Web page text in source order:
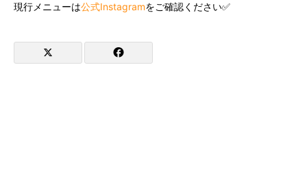
現行メニューは公式Instagramをご確認ください✅